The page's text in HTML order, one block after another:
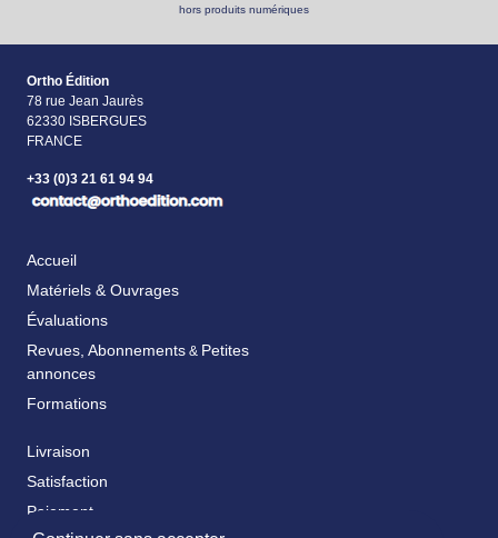
hors produits numériques
Ortho Édition
78 rue Jean Jaurès
62330 ISBERGUES
FRANCE
+33 (0)3 21 61 94 94
Accueil
Matériels & Ouvrages
Évaluations
Revues, Abonnements & Petites
annonces
Formations
Livraison
Satisfaction
Paiement